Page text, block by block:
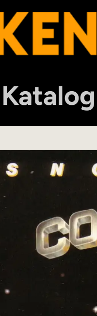
Katalog